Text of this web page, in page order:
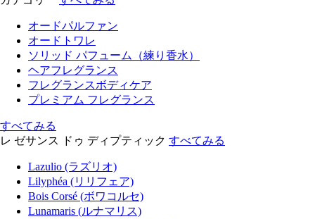
オードパルファン
オードトワレ
ソリッド パフューム（練り香水）
ヘアフレグランス
フレグランスボディケア
プレミアム フレグランス
すべてみる
レ ゼサンス ドゥ ディプティック すべてみる
Lazulio (ラズリオ)
Lilyphéa (リリフェア)
Bois Corsé (ボワコルセ)
Lunamaris (ルナマリス)